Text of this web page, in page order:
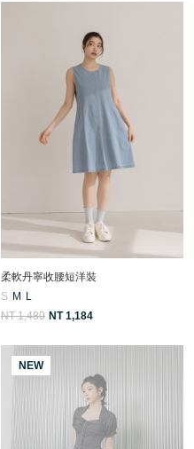
柔軟丹寧收腰短洋裝
S M L
NT 1,480 NT 1,184
NEW